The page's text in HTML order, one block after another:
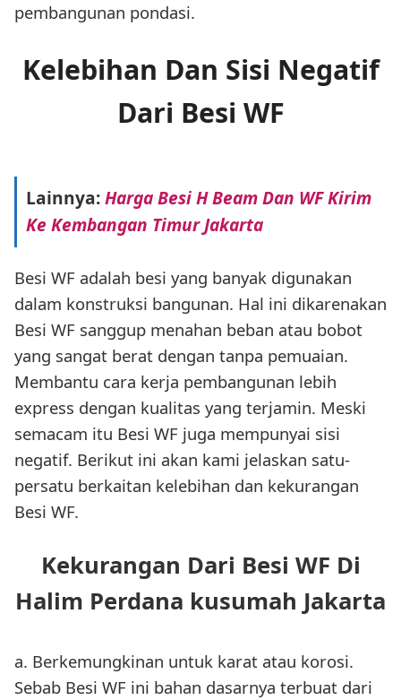
pembangunan pondasi.
Kelebihan Dan Sisi Negatif
Dari Besi WF
Lainnya:Harga Besi H Beam Dan WF Kirim
Ke Kembangan Timur Jakarta
Besi WF adalah besi yang banyak digunakan
dalam konstruksi bangunan. Hal ini dikarenakan
Besi WF sanggup menahan beban atau bobot
yang sangat berat dengan tanpa pemuaian.
Membantu cara kerja pembangunan lebih
express dengan kualitas yang terjamin. Meski
semacam itu Besi WF juga mempunyai sisi
negatif. Berikut ini akan kami jelaskan satu-
persatu berkaitan kelebihan dan kekurangan
Besi WF.
Kekurangan Dari Besi WF Di
Halim Perdana kusumah Jakarta
a. Berkemungkinan untuk karat atau korosi.
Sebab Besi WF ini bahan dasarnya terbuat dari